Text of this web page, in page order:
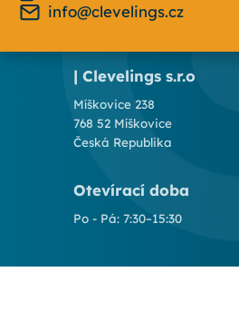
info@clevelings.cz
| Clevelings s.r.o
Míškovice 238
768 52 Míškovice
Česká Republika
Otevírací doba
Po - Pá: 7:30–15:30